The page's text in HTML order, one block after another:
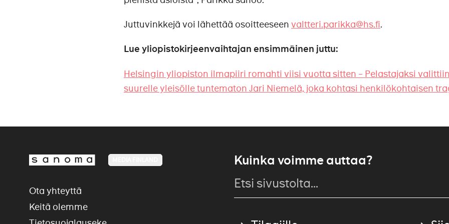
Juttuvinkkejä voi lähettää osoitteeseen valtteri.parikka@hs.fi.​
Lue yliopistokirjeenvaihtajan ensimmäinen juttu:
Helsingin yliopiston ilmapiiri romahti viisi vuotta sitten – Pelastajaksi valittiin
suurelle yleisölle tuntematon Jari Niemelä, joka kohtasi henkilökohtaisen
Kuinka voimme auttaa?
Ota yhteyttä
Keitä olemme